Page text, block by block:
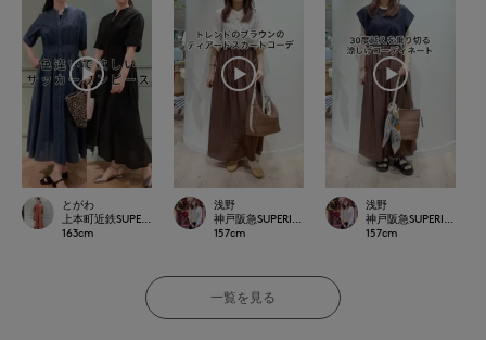
とがわ
上本町近鉄SUPERIORCLOSET
163cm
浅野
神戸阪急SUPERIORCLOSET
157cm
浅野
神戸阪急
157cm
一覧を見る